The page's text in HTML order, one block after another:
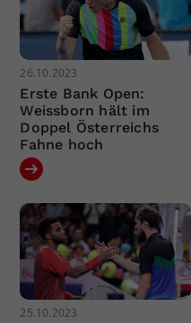
26.10.2023
Erste Bank Open:
Weissborn hält im
Doppel Österreichs
Fahne hoch
25.10.2023